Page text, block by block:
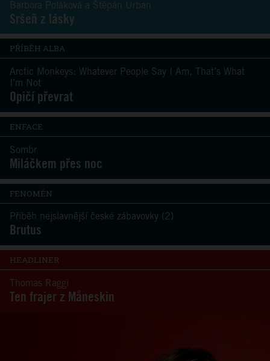
Barbora Poláková a Štěpán Urban
Sršeň z lásky
PŘÍBĚH ALBA
Arctic Monkeys: Whatever People Say I Am, That’s What
I’m Not
Opičí převrat
ENFACE
Sombr
Miláčkem přes noc
FENOMÉN
Příběh nejslavnější české zábavovky (2)
Brutus
HEADLINER
Thomas Raggi
Ten frajer z Måneskin